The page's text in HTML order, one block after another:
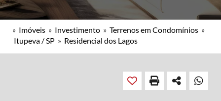
» Imóveis » Investimento » Terrenos em Condomínios »
Itupeva / SP » Residencial dos Lagos